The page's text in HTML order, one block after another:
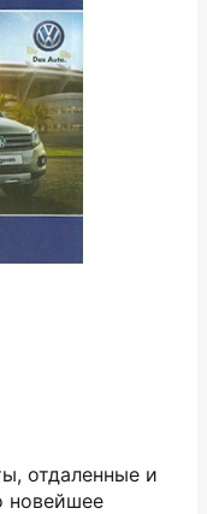
отдаленные и
новейшее